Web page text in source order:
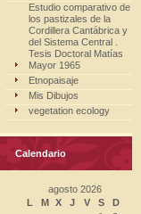
Estudio comparativo de
los pastizales de la
Cordillera Cantábrica y
del Sistema Central .
Tesis Doctoral Matías
Mayor 1965
Etnopaisaje
Mis Dibujos
vegetation ecology
Calendario
agosto 2026
L
M X J V S
D